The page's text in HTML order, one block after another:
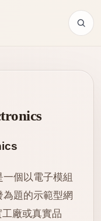
個以電子模組
題的示範型網
廠或真實品